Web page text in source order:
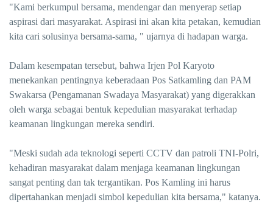
"Kami berkumpul bersama, mendengar dan menyerap setiap
aspirasi dari masyarakat. Aspirasi ini akan kita petakan, kemudian
kita cari solusinya bersama-sama, " ujarnya di hadapan warga.
Dalam kesempatan tersebut, bahwa Irjen Pol Karyoto
menekankan pentingnya keberadaan Pos Satkamling dan PAM
Swakarsa (Pengamanan Swadaya Masyarakat) yang digerakkan
oleh warga sebagai bentuk kepedulian masyarakat terhadap
keamanan lingkungan mereka sendiri.
"Meski sudah ada teknologi seperti CCTV dan patroli TNI-Polri,
kehadiran masyarakat dalam menjaga keamanan lingkungan
sangat penting dan tak tergantikan. Pos Kamling ini harus
dipertahankan menjadi simbol kepedulian kita bersama," katanya.